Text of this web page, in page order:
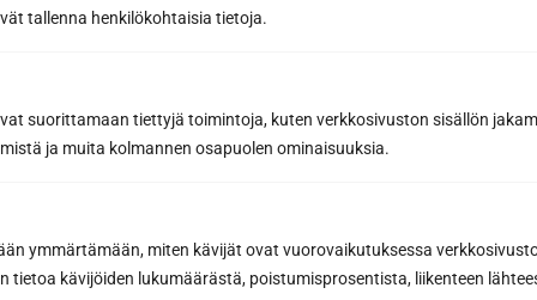
tallenna henkilökohtaisia tietoja.
suorittamaan tiettyjä toimintoja, kuten verkkosivuston sisällön
ja muita kolmannen osapuolen ominaisuuksia.
ymmärtämään, miten kävijät ovat vuorovaikutuksessa
tietoa kävijöiden lukumäärästä, poistumisprosentista, liikenteen